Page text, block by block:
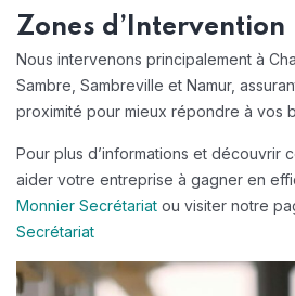
Zones d’Intervention
Nous intervenons principalement à
Sambre, Sambreville et Namur,
proximité pour mieux répondre à vos
Pour plus d’informations et découvrir
aider votre entreprise à gagner en
Monnier Secrétariat ou visiter notre
Secrétariat